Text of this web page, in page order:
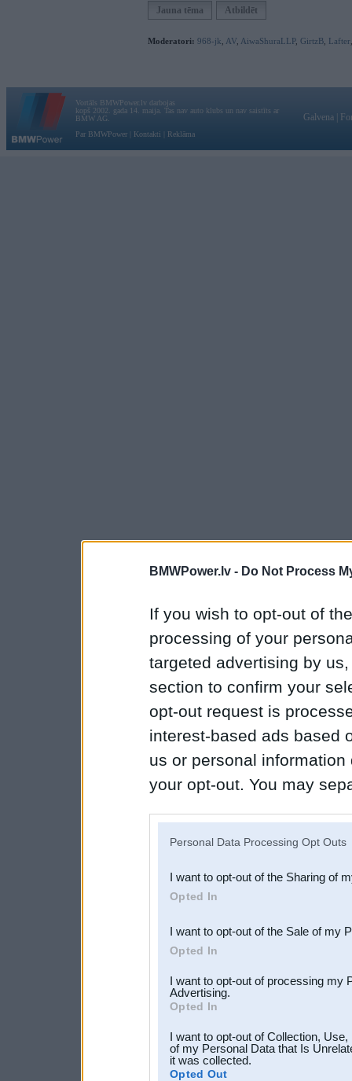
BMWPower.lv - Do Not Process
If you wish to opt-out of
processing of your
targeted advertising by
section to confirm your
opt-out request is
interest-based ads based
us or personal
your opt-out. You may
Downstream Participants
third parties.
Personal Data Processing Opt Outs
I want to opt-out of the Sharing of
Opted In
I want to opt-out of the Sale of my
Opted In
I want to opt-out of processing my
Advertising.
Opted In
I want to opt-out of Collection,
of my Personal Data that Is
it was collected.
Opted Out
Jauna tēma Atbildēt
Moderatori: 968-jk AV AiwaShuraLLP, GirtzB Lafter
Vortāls BMWPower.lv darbojas
kopš 2002. gada 14. maija. Tas nav auto klubs un nav saistīts ar
BMW AG.
Par BMWPower
Kontakti Reklāma
Galvena